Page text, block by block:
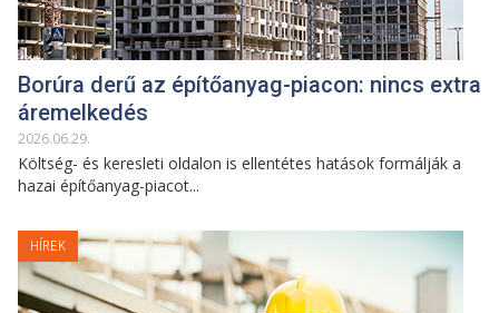
Borúra derű az építőanyag-piacon: nincs extra
áremelkedés
2026.06.29.
Költség- és keresleti oldalon is ellentétes hatások formálják a
hazai építőanyag-piacot...
HÍREK